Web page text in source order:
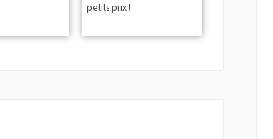
petits prix !